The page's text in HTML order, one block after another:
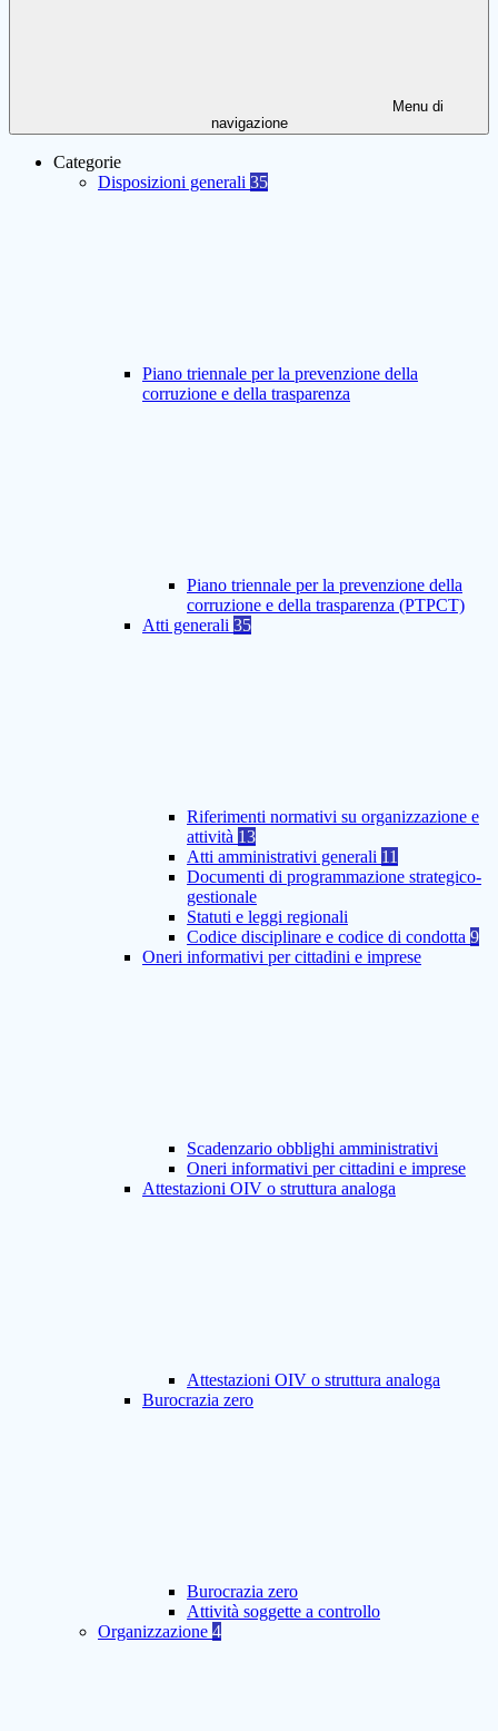
Menu di
navigazione
Categorie
Disposizioni generali 35
Piano triennale per la prevenzione della
corruzione e della trasparenza
Piano triennale per la prevenzione della
corruzione e della trasparenza (PTPCT)
Atti generali 35
Riferimenti normativi su organizzazione e
attività 13
Atti amministrativi generali 11
Documenti di programmazione strategico-
gestionale
Statuti e leggi regionali
Codice disciplinare e codice di condotta 9
Oneri informativi per cittadini e imprese
Scadenzario obblighi amministrativi
Oneri informativi per cittadini e imprese
Attestazioni OIV o struttura analoga
Attestazioni OIV o struttura analoga
Burocrazia zero
Burocrazia zero
Attività soggette a controllo
Organizzazione 4